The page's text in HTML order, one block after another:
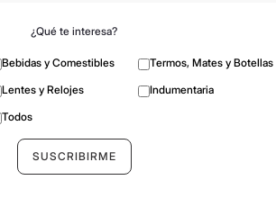
¿Qué te interesa?
Bebidas y Comestibles
Termos, Mates y Botellas
Lentes y Relojes
Indumentaria
Todos